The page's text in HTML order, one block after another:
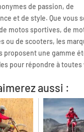
de passion, de
et de style. Que vous
motos sportives, de
ou de scooters, les
proposent une gamme
pour répondre à toutes
aussi :